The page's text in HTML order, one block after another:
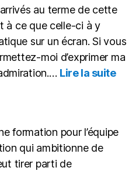
au terme de cette
à ce que celle-ci à y
sur un écran. Si vous
moi d’exprimer ma
Lire la suite:
formation pour l’équipe
qui ambitionne de
tirer parti de